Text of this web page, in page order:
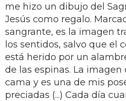
me hizo un dibujo del
Jesús como regalo.
sangrante, es la imagen
los sentidos, salvo que el
está herido por un
de las espinas. La
cama y es una de mis
preciadas (...) Cada día